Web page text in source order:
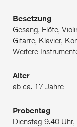
Besetzung
Gesang, Flöte,
Gitarre, Klavier,
Weitere
Alter
ab ca. 17 Jahre
Probentag
Dienstag 9.40